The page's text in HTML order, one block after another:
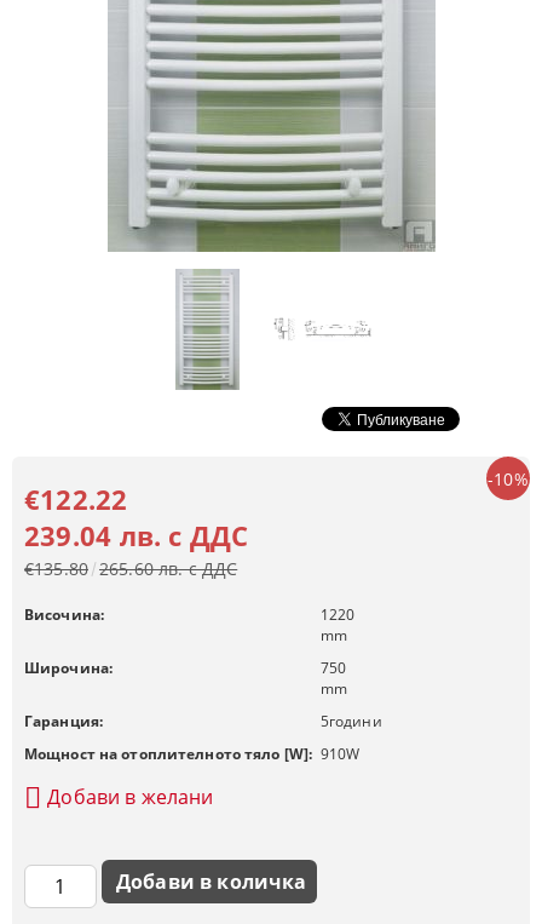
-10%
€122.22
239.04 лв. с ДДС
€135.80 265.60 лв. с ДДС
Височина:
1220
mm
Широчина:
750
mm
Гаранция:
5години
Мощност на отоплителното тяло [W]: 910W
Добави в желани